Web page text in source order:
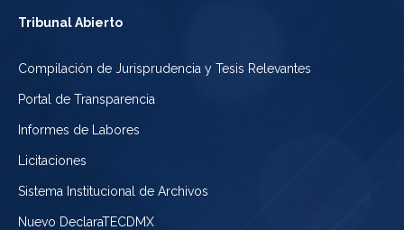
Tribunal Abierto
Compilación de Jurisprudencia y Tesis Relevantes
Portal de Transparencia
Informes de Labores
Licitaciones
Sistema Institucional de Archivos
Nuevo DeclaraTECDMX